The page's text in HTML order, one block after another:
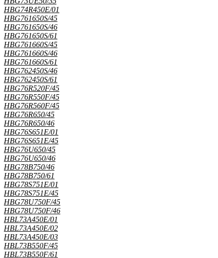
HBG74R450E/01
HBG761650S/45
HBG761650S/46
HBG761650S/61
HBG761660S/45
HBG761660S/46
HBG761660S/61
HBG762450S/46
HBG762450S/61
HBG76R520F/45
HBG76R550F/45
HBG76R560F/45
HBG76R650/45
HBG76R650/46
HBG76S651E/01
HBG76S651E/45
HBG76U650/45
HBG76U650/46
HBG78B750/46
HBG78B750/61
HBG78S751E/01
HBG78S751E/45
HBG78U750F/45
HBG78U750F/46
HBL73A450E/01
HBL73A450E/02
HBL73A450E/03
HBL73B550F/45
HBL73B550F/61